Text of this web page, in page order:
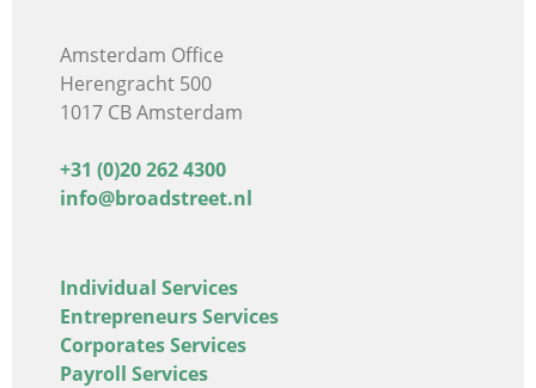
Amsterdam Office
Herengracht 500
1017 CB Amsterdam
+31 (0)20 262 4300
info@broadstreet.nl
Individual Services
Entrepreneurs Services
Corporates Services
Payroll Services